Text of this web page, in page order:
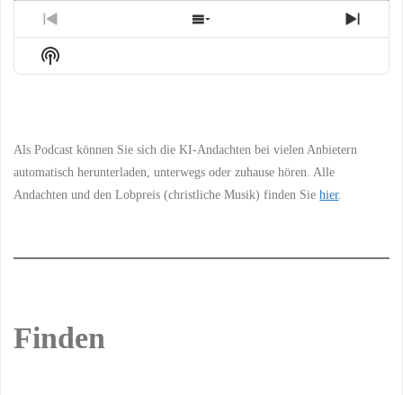
Previous
Episode
Show
Episodes
Next
Show
Podcast
Als Podcast können Sie sich die KI-Andachten bei vielen Anbietern
automatisch herunterladen, unterwegs oder zuhause hören. Alle
Andachten und den Lobpreis (christliche Musik) finden Siehier.
Finden